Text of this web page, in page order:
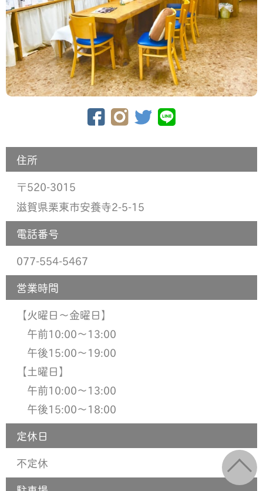
住所
〒520-3015
滋賀県栗東市安養寺2-5-15
電話番号
077-554-5467
営業時間
【火曜日〜金曜日】
午前10:00〜13:00
午後15:00〜19:00
【土曜日】
午前10:00〜13:00
午後15:00〜18:00
定休日
不定休